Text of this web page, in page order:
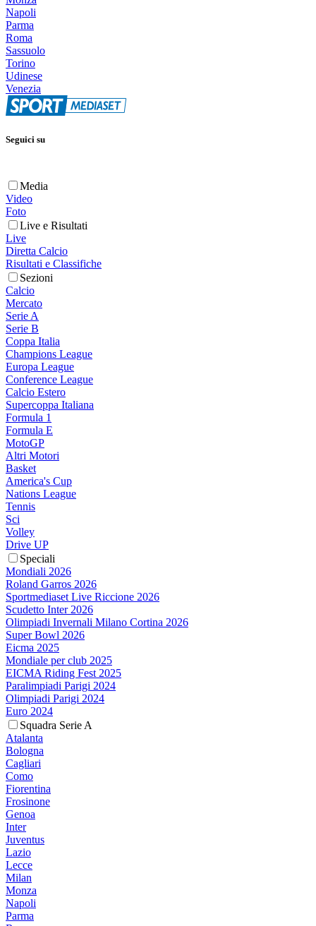
Napoli
Parma
Roma
Sassuolo
Torino
Udinese
Venezia
Seguici su
Media
Video
Foto
Live e Risultati
Live
Diretta Calcio
Risultati e Classifiche
Sezioni
Calcio
Mercato
Serie A
Serie B
Coppa Italia
Champions League
Europa League
Conference League
Calcio Estero
Supercoppa Italiana
Formula 1
Formula E
MotoGP
Altri Motori
Basket
America's Cup
Nations League
Tennis
Sci
Volley
Drive UP
Speciali
Mondiali 2026
Roland Garros 2026
Sportmediaset Live Riccione 2026
Scudetto Inter 2026
Olimpiadi Invernali Milano Cortina 2026
Super Bowl 2026
Eicma 2025
Mondiale per club 2025
EICMA Riding Fest 2025
Paralimpiadi Parigi 2024
Olimpiadi Parigi 2024
Euro 2024
Squadra Serie A
Atalanta
Bologna
Cagliari
Como
Fiorentina
Frosinone
Genoa
Inter
Juventus
Lazio
Lecce
Milan
Monza
Napoli
Parma